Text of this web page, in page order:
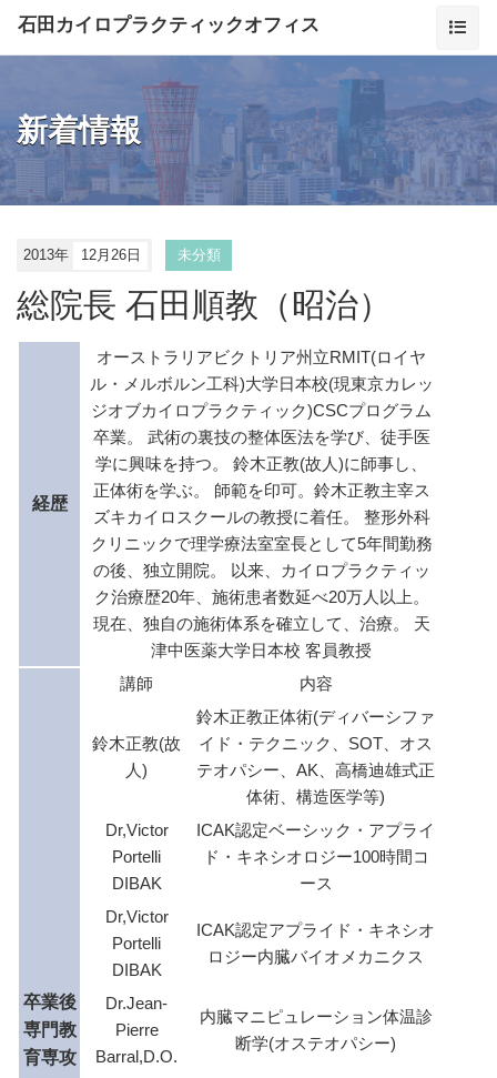
石田カイロプラクティックオフィス
新着情報
2013年 12月26日 未分類
総院長 石田順教（昭治）
経歴
オーストラリアビクトリア州立RMIT(ロイヤ
ル・メルボルン工科)大学日本校(現東京カレッ
ジオブカイロプラクティック)CSCプログラム
卒業。 武術の裏技の整体医法を学び、徒手医
学に興味を持つ。 鈴木正教(故人)に師事し、
正体術を学ぶ。 師範を印可。鈴木正教主宰ス
ズキカイロスクールの教授に着任。 整形外科
クリニックで理学療法室室長として5年間勤務
の後、独立開院。 以来、カイロプラクティッ
ク治療歴20年、施術患者数延べ20万人以上。
現在、独自の施術体系を確立して、治療。 天
津中医薬大学日本校 客員教授
卒業後
専門教
育専攻
講師 内容
鈴木正教(故
人)
鈴木正教正体術(ディバーシファ
イド・テクニック、SOT、オス
テオパシー、AK、高橋迪雄式正
体術、構造医学等)
Dr,Victor
Portelli
DIBAK
ICAK認定ベーシック・アプライ
ド・キネシオロジー100時間コ
ース
Dr,Victor
Portelli
DIBAK
ICAK認定アプライド・キネシオ
ロジー内臓バイオメカニクス
Dr.Jean-
Pierre
Barral,D.O.
内臓マニピュレーション体温診
断学(オステオパシー)